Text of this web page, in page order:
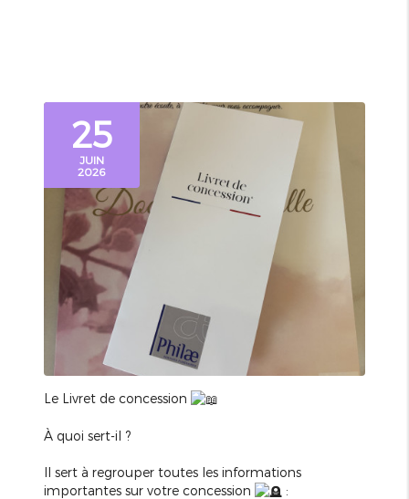
25
JUIN
2026
Le Livret de concession
À quoi sert-il ?
Il sert à regrouper toutes les informations
importantes sur votre concession
: